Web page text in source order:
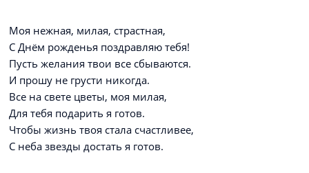
Моя нежная, милая, страстная,
С Днём рожденья поздравляю тебя!
Пусть желания твои все сбываются.
И прошу не грусти никогда.
Все на свете цветы, моя милая,
Для тебя подарить я готов.
Чтобы жизнь твоя стала счастливее,
С неба звезды достать я готов.